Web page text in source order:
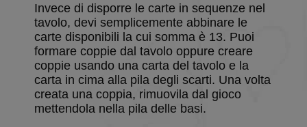
Invece di disporre le carte in sequenze nel
tavolo, devi semplicemente abbinare le
carte disponibili la cui somma è 13. Puoi
formare coppie dal tavolo oppure creare
coppie usando una carta del tavolo e la
carta in cima alla pila degli scarti. Una volta
creata una coppia, rimuovila dal gioco
mettendola nella pila delle basi.